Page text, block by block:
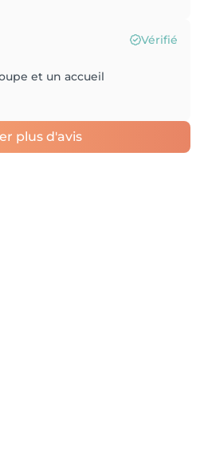
Vérifié
et un accueil
plus d'avis